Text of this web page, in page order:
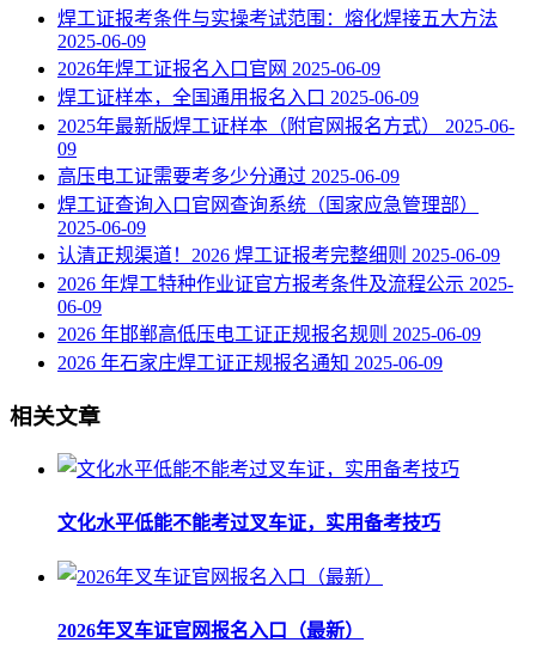
焊工证报考条件与实操考试范围：熔化焊接五大方法
2025-06-09
2026年焊工证报名入口官网 2025-06-09
焊工证样本，全国通用报名入口 2025-06-09
2025年最新版焊工证样本（附官网报名方式） 2025-06-
09
高压电工证需要考多少分通过 2025-06-09
焊工证查询入口官网查询系统（国家应急管理部）
2025-06-09
认清正规渠道！2026 焊工证报考完整细则 2025-06-09
2026 年焊工特种作业证官方报考条件及流程公示 2025-
06-09
2026 年邯郸高低压电工证正规报名规则 2025-06-09
2026 年石家庄焊工证正规报名通知 2025-06-09
相关文章
文化水平低能不能考过叉车证，实用备考技巧
2026年叉车证官网报名入口（最新）